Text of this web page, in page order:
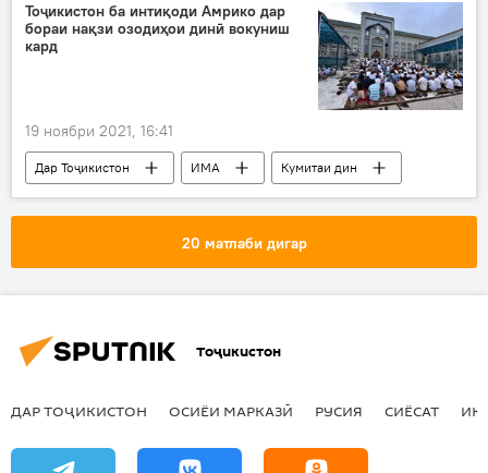
Тоҷикистон ба интиқоди Амрико дар
бораи нақзи озодиҳои динӣ вокуниш
кард
19 ноябри 2021, 16:41
Дар Тоҷикистон ИМА
Кумитаи дин
вокуниш
гузориш Дин ва оин
20 матлаби дигар
Тоҷикистон
ДАР ТОҶИКИСТОН ОСИЁИ МАРКАЗӢ РУСИЯ СИЁСАТ